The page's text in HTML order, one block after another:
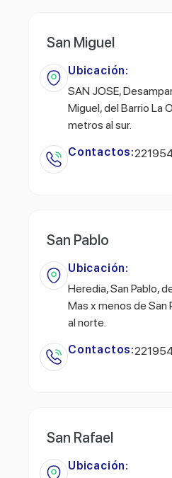
San Miguel
Ubicación:
SAN JOSE,
Miguel, del Barrio La
metros al sur.
Contactos:
San Pablo
Ubicación:
Heredia, San Pablo,
Mas x menos de San
al norte.
Contactos:
San Rafael
Ubicación: